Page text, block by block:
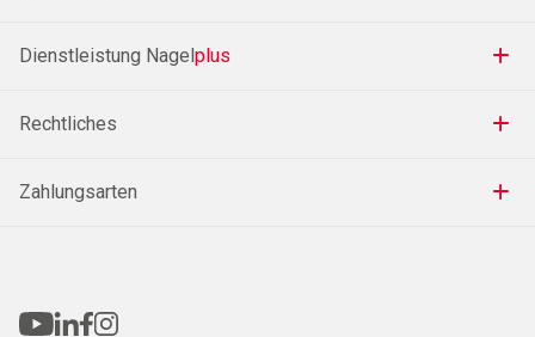
Dienstleistung Nagelplus
Rechtliches
Zahlungsarten